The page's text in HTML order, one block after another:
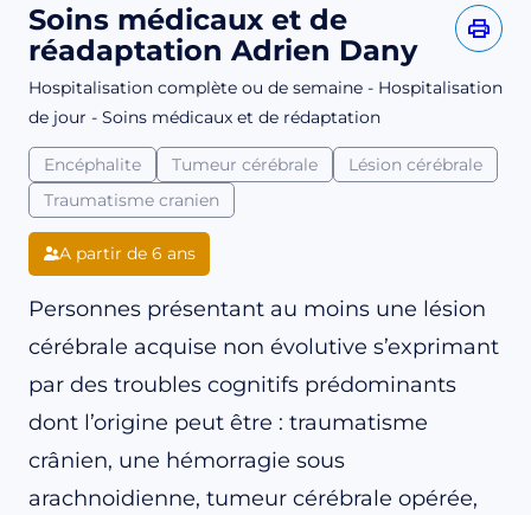
Soins médicaux et de
réadaptation Adrien Dany
Hospitalisation complète ou de semaine - Hospitalisation
de jour - Soins médicaux et de rédaptation
Encéphalite Tumeur cérébrale
Lésion cérébrale
Traumatisme cranien
A partir de 6 ans
Personnes présentant au moins une lésion
cérébrale acquise non évolutive s’exprimant
par des troubles cognitifs prédominants
dont l’origine peut être : traumatisme
crânien, une hémorragie sous
arachnoidienne, tumeur cérébrale opérée,